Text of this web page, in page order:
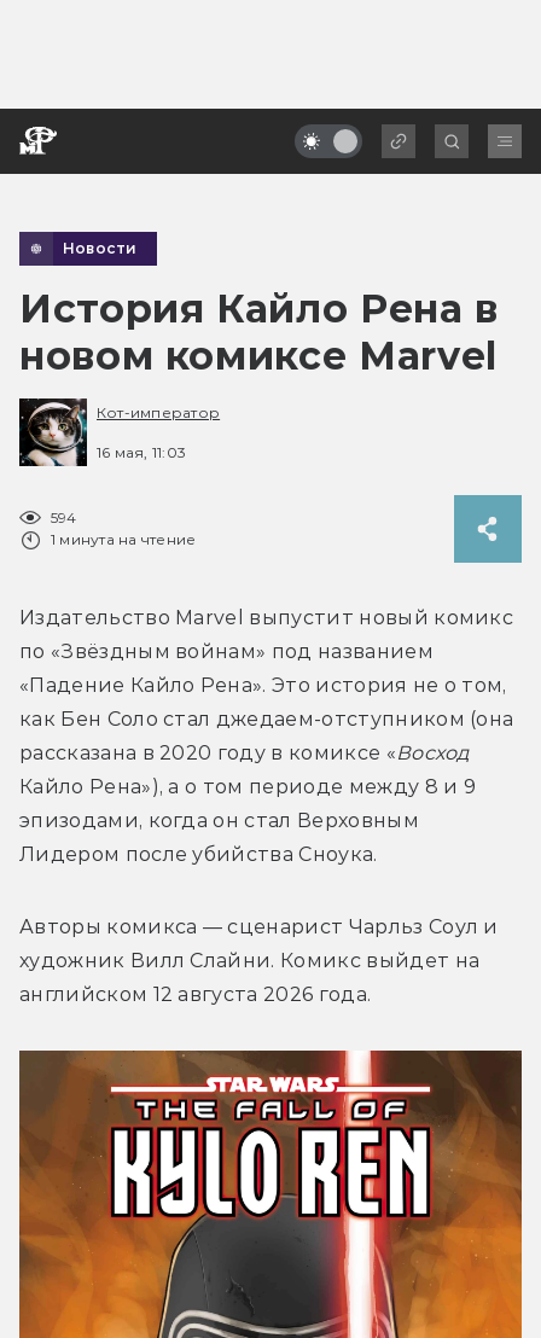
Новости
История Кайло Рена в
новом комиксе Marvel
Кот-император
16 мая, 11:03
594
1 минута на чтение
Издательство Marvel выпустит новый комикс
по «Звёздным войнам» под названием
«Падение Кайло Рена». Это история не о том,
как Бен Соло стал джедаем-отступником (она
рассказана в 2020 году в комиксе «
Восход
Кайло Рена»), а о том периоде между 8 и 9
эпизодами, когда он стал Верховным
Авторы комикса — сценарист Чарльз Соул и
художник Вилл Слайни. Комикс выйдет на
английском 12 августа 2026 года.